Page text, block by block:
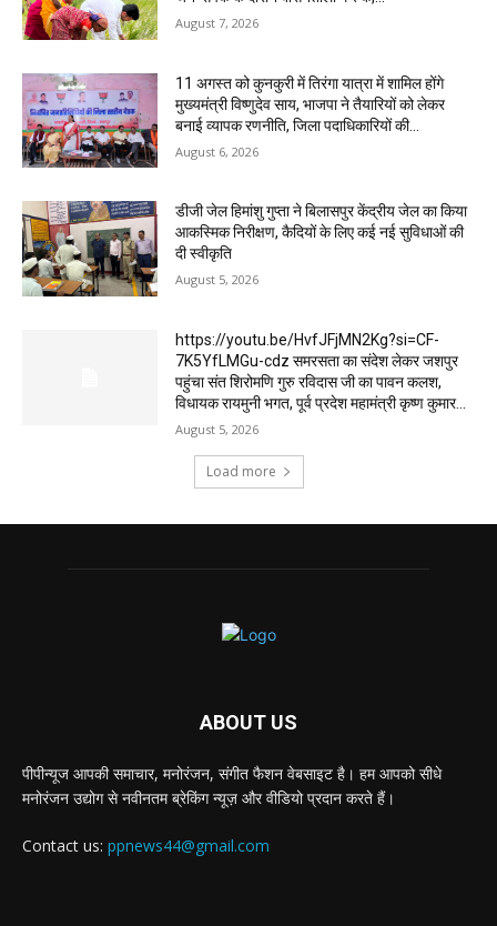
August 7, 2026
11 अगस्त को कुनकुरी में तिरंगा यात्रा में शामिल होंगे
मुख्यमंत्री विष्णुदेव साय, भाजपा ने तैयारियों को लेकर
बनाई व्यापक रणनीति, जिला पदाधिकारियों की...
August 6, 2026
डीजी जेल हिमांशु गुप्ता ने बिलासपुर केंद्रीय जेल का किया
आकस्मिक निरीक्षण, कैदियों के लिए कई नई सुविधाओं की
दी स्वीकृति
August 5, 2026
https://youtu.be/HvfJFjMN2Kg?si=CF-
7K5YfLMGu-cdz समरसता का संदेश लेकर जशपुर
पहुंचा संत शिरोमणि गुरु रविदास जी का पावन कलश,
विधायक रायमुनी भगत, पूर्व प्रदेश महामंत्री कृष्ण कुमार...
August 5, 2026
Load more
ABOUT US
पीपीन्यूज आपकी समाचार, मनोरंजन, संगीत फैशन वेबसाइट है। हम आपको सीधे
मनोरंजन उद्योग से नवीनतम ब्रेकिंग न्यूज़ और वीडियो प्रदान करते हैं।
Contact us: ppnews44@gmail.com